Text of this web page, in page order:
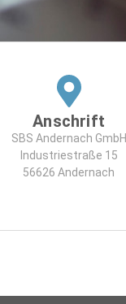
Anschrift
SBS Andernach GmbH
Industriestraße 15
56626 Andernach